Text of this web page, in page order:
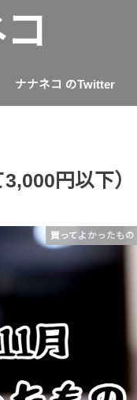
ナナネコ のTwitter
円以下）
買ってよかったもの